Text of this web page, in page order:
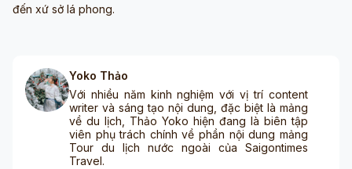
đến xứ sở lá phong.
Yoko Thảo
Với nhiều năm kinh nghiệm với vị trí content
writer và sáng tạo nội dung, đặc biệt là mảng
về du lịch, Thảo Yoko hiện đang là biên tập
viên phụ trách chính về phần nội dung mảng
Tour du lịch nước ngoài của Saigontimes
Travel.